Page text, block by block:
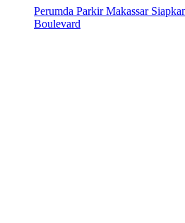
Perumda Parkir Makassar
Boulevard